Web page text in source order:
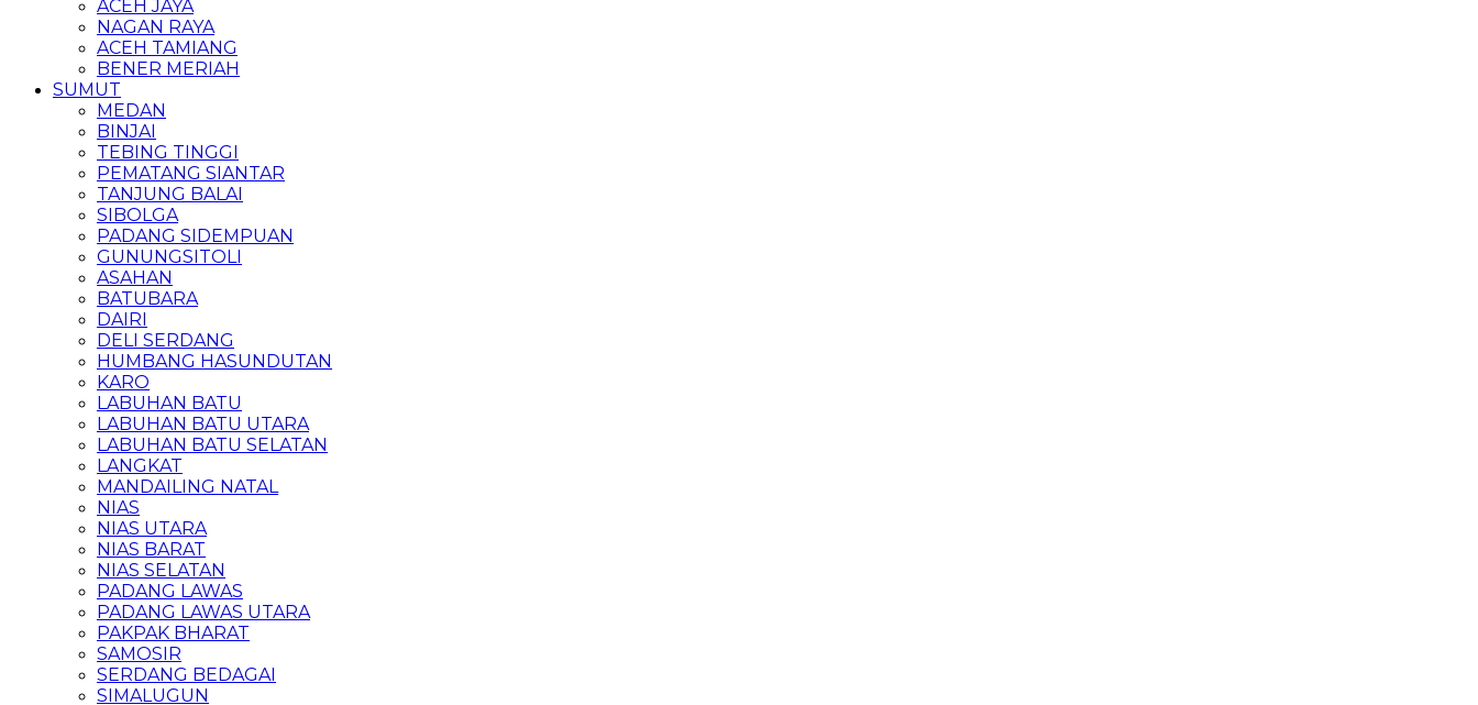
ACEH JAYA
NAGAN RAYA
ACEH TAMIANG
BENER MERIAH
SUMUT
MEDAN
BINJAI
TEBING TINGGI
PEMATANG SIANTAR
TANJUNG BALAI
SIBOLGA
PADANG SIDEMPUAN
GUNUNGSITOLI
ASAHAN
BATUBARA
DAIRI
DELI SERDANG
HUMBANG HASUNDUTAN
KARO
LABUHAN BATU
LABUHAN BATU UTARA
LABUHAN BATU SELATAN
LANGKAT
MANDAILING NATAL
NIAS
NIAS UTARA
NIAS BARAT
NIAS SELATAN
PADANG LAWAS
PADANG LAWAS UTARA
PAKPAK BHARAT
SAMOSIR
SERDANG BEDAGAI
SIMALUGUN